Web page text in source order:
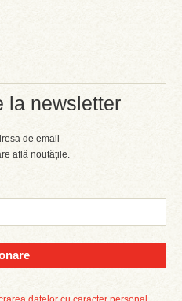
la newsletter
de email
află noutățile.